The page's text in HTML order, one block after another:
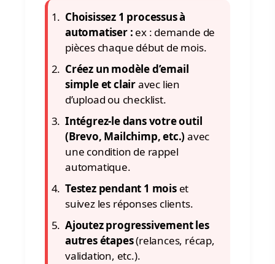
Choisissez 1 processus à
automatiser : ex : demande de
pièces chaque début de mois.
Créez un modèle d’email
simple et clairavec lien
d’upload ou checklist.
Intégrez-le dans votre outil
(Brevo, Mailchimp, etc.) avec
une condition de rappel
automatique.
Testez pendant 1 moiset
suivez les réponses clients.
Ajoutez progressivement les
autres étapes(relances, récap,
validation, etc.).